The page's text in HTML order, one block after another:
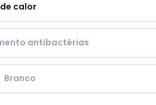
calor
antibactérias
Branco